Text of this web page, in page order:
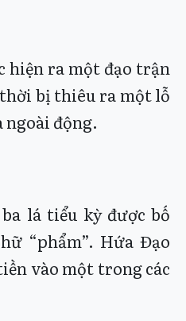
hiện ra một đạo trận
bị thiêu ra một lỗ
động.
lá tiểu kỳ được bố
“phẩm”. Hứa Đạo
vào một trong các